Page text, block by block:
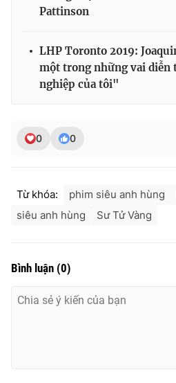
Ðiện thoại Thời báo VTV:
Liên hệ quảng cáo:024-7300.7108
thông tin từ website này.
Pattinson
LHP Toronto 2019:
một trong những vai diễn
nghiệp của tôi"
0 0
Từ khóa: phim siêu anh hùng
siêu anh hùng
Sư Tử Vàng
Bình luận (0)